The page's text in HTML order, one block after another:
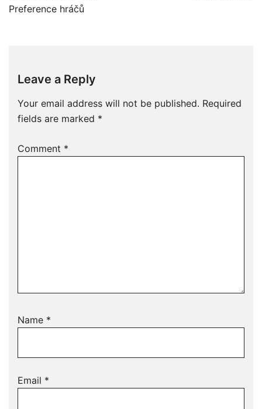
Preference hráčů
Leave a Reply
Your email address will not be published. Required
fields are marked *
Comment *
Name *
Email *